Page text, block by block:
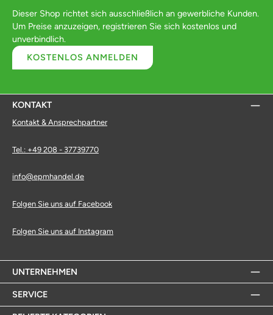
Dieser Shop richtet sich ausschließlich an gewerbliche Kunden.
Um Preise anzuzeigen, registrieren Sie sich kostenlos und
unverbindlich.
KOSTENLOS ANMELDEN
KONTAKT
Kontakt & Ansprechpartner
Tel.: +49 208 - 37739770
info@epmhandel.de
Folgen Sie uns auf Facebook
Folgen Sie uns auf Instagram
UNTERNEHMEN
SERVICE